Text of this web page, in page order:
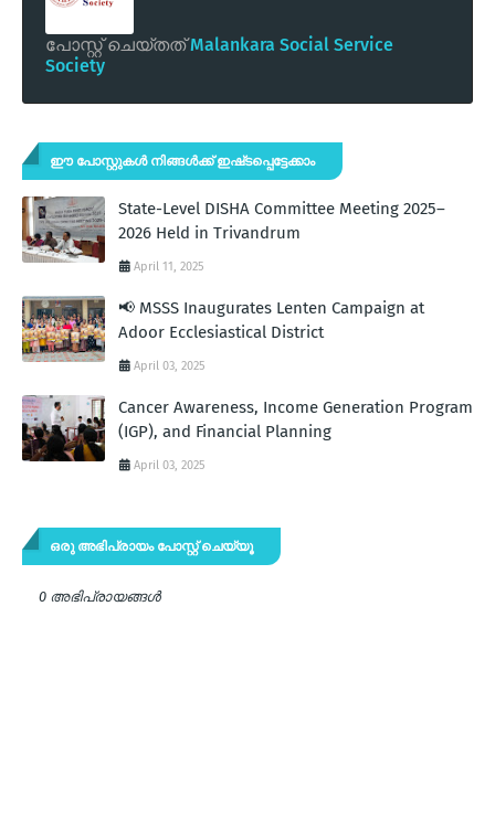
പോസ്റ്റ് ചെയ്തത്Malankara Social Service
Society
ഈ പോസ്റ്റുകൾ നിങ്ങൾക്ക് ഇഷ്‌‌ടപ്പെട്ടേക്കാം
State-Level DISHA Committee Meeting 2025–
2026 Held in Trivandrum
April 11, 2025
📢 MSSS Inaugurates Lenten Campaign at
Adoor Ecclesiastical District
April 03, 2025
Cancer Awareness, Income Generation Program
(IGP), and Financial Planning
April 03, 2025
ഒരു അഭിപ്രായം പോസ്റ്റ് ചെയ്യൂ
0 അഭിപ്രായങ്ങള്‍